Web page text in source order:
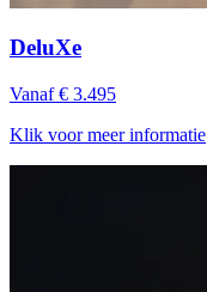
DeluXe
Vanaf € 3.495
Klik voor meer informatie